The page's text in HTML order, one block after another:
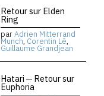
Retour sur Elden
Ring
parAdrien Mitterrand
Munch, Corentin Lê,
Guillaume Grandjean
Hatari — Retour sur
Euphoria